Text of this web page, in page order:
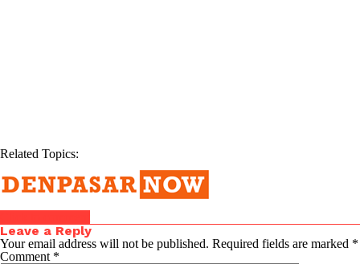
Related Topics:
Leave a Reply
Your email address will not be published. Required fields are marked *
Comment *